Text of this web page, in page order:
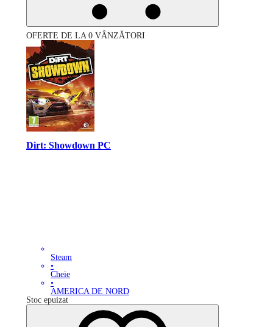
OFERTE DE LA 0 VÂNZĂTORI
Dirt: Showdown PC
Steam
•
Cheie
•
AMERICA DE NORD
Stoc epuizat